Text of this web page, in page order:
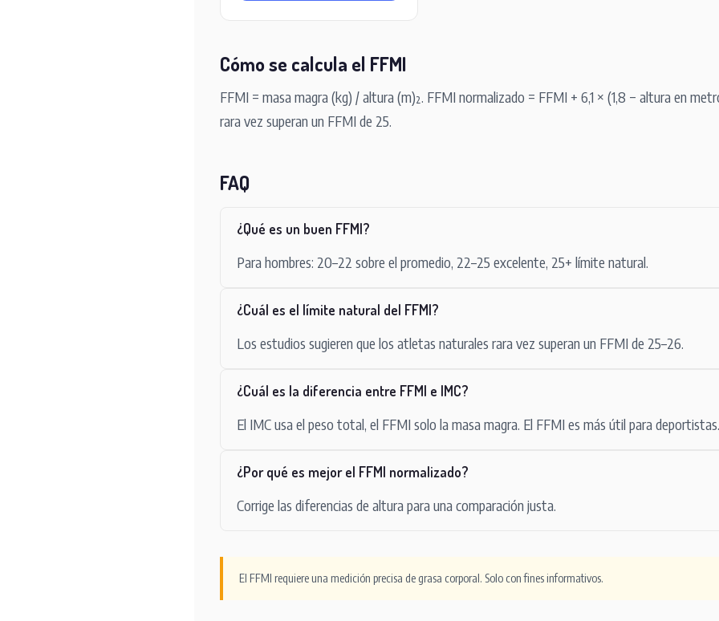
Cómo se calcula el FFMI
FFMI = masa magra (kg) / altura (m)². FFMI normalizado = FFMI + 6,1 × (1,8 − altura en
rara vez superan un FFMI de 25.
FAQ
¿Qué es un buen FFMI?
Para hombres: 20–22 sobre el promedio, 22–25 excelente, 25+ límite natural.
¿Cuál es el límite natural del FFMI?
Los estudios sugieren que los atletas naturales rara vez superan un FFMI de 25–26.
¿Cuál es la diferencia entre FFMI e IMC?
El IMC usa el peso total, el FFMI solo la masa magra. El FFMI es más útil para deportistas.
¿Por qué es mejor el FFMI normalizado?
Corrige las diferencias de altura para una comparación justa.
El FFMI requiere una medición precisa de grasa corporal. Solo con fines informativos.